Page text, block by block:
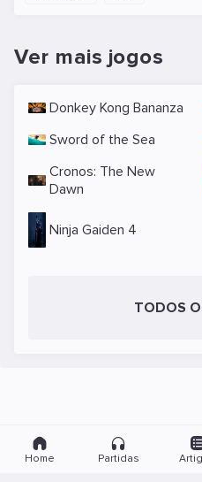
Ver mais jogos
Donkey Kong Bananza
Sword of the Sea
Cronos: The New
Dawn
Ninja Gaiden 4
TODOS
Home Partidas